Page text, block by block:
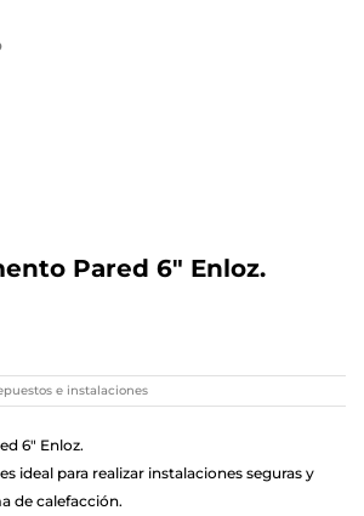
Pared 6″ Enloz.
e instalaciones
6″ Enloz.
ideal para realizar instalaciones seguras y
de calefacción.